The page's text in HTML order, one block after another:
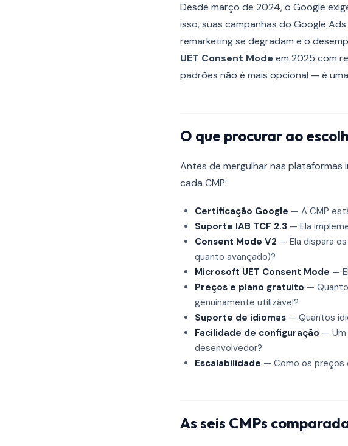
Desde março de 2024, o Google
isso, suas campanhas do Google
remarketing se degradam e o
UET Consent Modeem 2025 com
padrões não é mais opcional — é
O que procurar ao
Antes de mergulhar nas plataformas
cada CMP:
Certificação Google — A CMP
Suporte IAB TCF 2.3 — Ela
Consent Mode V2 — Ela dispara
quanto avançado)?
Microsoft UET Consent Mode —
Preços e plano gratuito —
genuinamente utilizável?
Suporte de idiomas — Quantos
Facilidade de configuração — Um
desenvolvedor?
Escalabilidade — Como os preços
As seis CMPs